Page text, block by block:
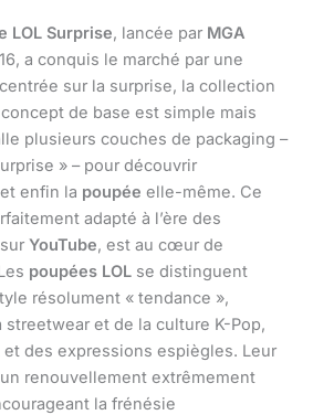
LOL Surprise, lancée par MGA
a conquis le marché par une
sur la surprise, la collection
de base est simple mais
plusieurs couches de packaging –
» – pour découvrir
enfin la poupée elle-même. Ce
adapté à l’ère des
YouTube, est au cœur de
poupées LOL se distinguent
résolument « tendance »,
et de la culture K-Pop,
des expressions espiègles. Leur
renouvellement extrêmement
la frénésie